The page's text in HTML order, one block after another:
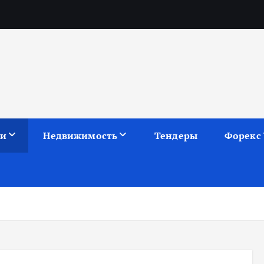
Недвижимость Тендеры Форекс